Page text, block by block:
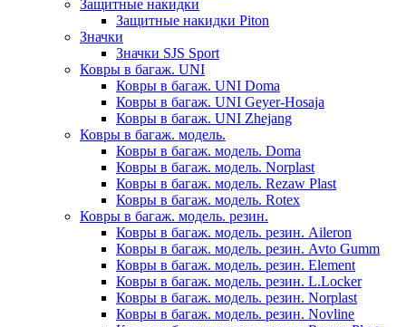
Защитные накидки
Защитные накидки Piton
Значки
Значки SJS Sport
Ковры в багаж. UNI
Ковры в багаж. UNI Doma
Ковры в багаж. UNI Geyer-Hosaja
Ковры в багаж. UNI Zhejang
Ковры в багаж. модель.
Ковры в багаж. модель. Doma
Ковры в багаж. модель. Norplast
Ковры в багаж. модель. Rezaw Plast
Ковры в багаж. модель. Rotex
Ковры в багаж. модель. резин.
Ковры в багаж. модель. резин. Aileron
Ковры в багаж. модель. резин. Avto Gumm
Ковры в багаж. модель. резин. Element
Ковры в багаж. модель. резин. L.Locker
Ковры в багаж. модель. резин. Norplast
Ковры в багаж. модель. резин. Novline